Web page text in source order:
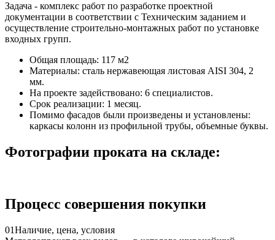
Задача - комплекс работ по разработке проектной
документации в соответствии с Техническим заданием и
осуществление строительно-монтажных работ по установке
входных групп.
Общая площадь: 117 м2
Материалы: сталь нержавеющая листовая AISI 304, 2
мм.
На проекте задействовано: 6 специалистов.
Срок реализации: 1 месяц.
Помимо фасадов были произведены и установлены:
каркасы колонн из профильной трубы, объемные буквы.
Фотографии проката на складе:
Процесс совершения покупки
01Наличие, цена, условия